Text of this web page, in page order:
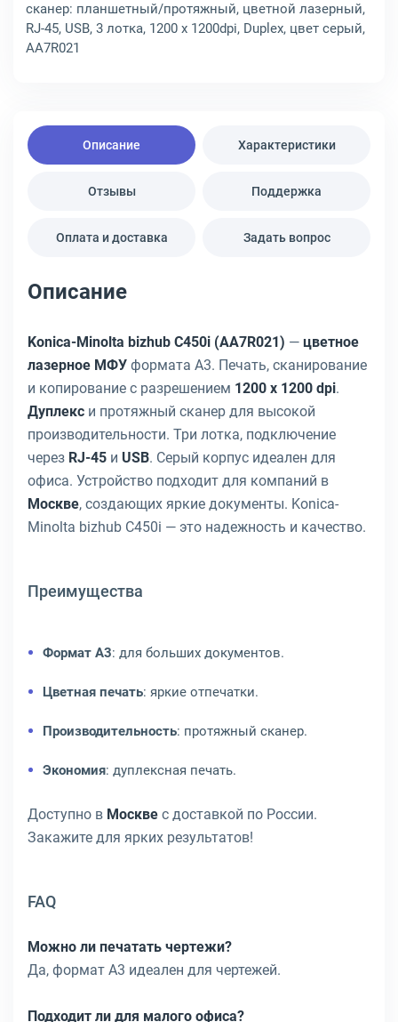
сканер: планшетный/протяжный, цветной лазерный,
RJ-45, USB, 3 лотка, 1200 x 1200dpi, Duplex, цвет серый,
AA7R021
Описание Характеристики
Отзывы Поддержка
Оплата и доставка Задать вопрос
Описание
Konica-Minolta bizhub C450i (AA7R021) — цветное
лазерное МФУ формата A3. Печать, сканирование
и копирование с разрешением 1200 x 1200 dpi.
Дуплекс и протяжный сканер для высокой
производительности. Три лотка, подключение
через RJ-45 и USB. Серый корпус идеален для
офиса. Устройство подходит для компаний в
Москве, создающих яркие документы. Konica-
Minolta bizhub C450i — это надежность и качество.
Преимущества
Формат A3: для больших документов.
Цветная печать: яркие отпечатки.
Производительность: протяжный сканер.
Экономия: дуплексная печать.
Доступно в Москве с доставкой по России.
Закажите для ярких результатов!
FAQ
Можно ли печатать чертежи?
Да, формат A3 идеален для чертежей.
Подходит ли для малого офиса?